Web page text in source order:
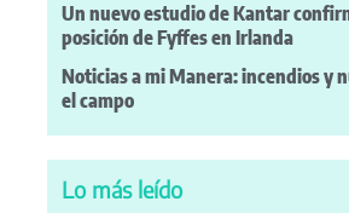
Un nuevo estudio de Kantar
posición de Fyffes en Irlanda
Noticias a mi Manera: incendios y
el campo
Lo más leído